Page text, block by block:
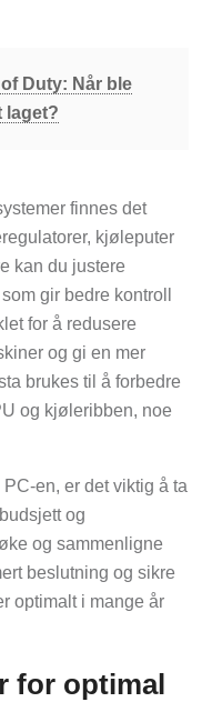
Duty: Når ble
laget?
finnes det
kjøleputer
kan du justere
gir bedre kontroll
for å redusere
og gi en mer
brukes til å forbedre
og kjøleribben, noe
en, er det viktig å ta
og
og sammenligne
beslutning og sikre
optimalt i mange år
for optimal